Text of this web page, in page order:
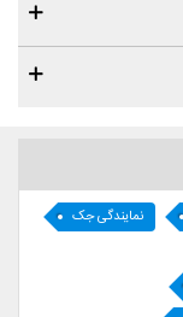
نمایندگی جک